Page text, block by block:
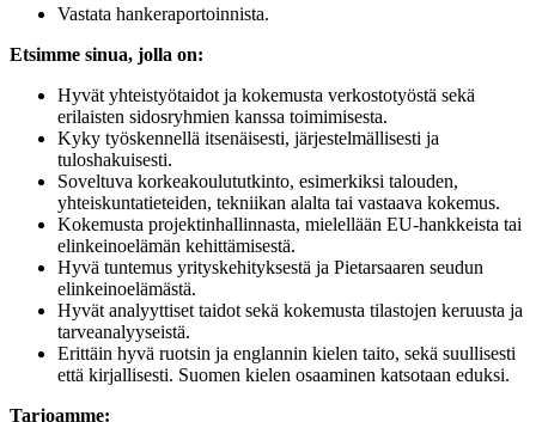
Vastata hankeraportoinnista.
Etsimme sinua, jolla on:
Hyvät yhteistyötaidot ja kokemusta verkostotyöstä sekä
erilaisten sidosryhmien kanssa toimimisesta.
Kyky työskennellä itsenäisesti, järjestelmällisesti ja
tuloshakuisesti.
Soveltuva korkeakoulututkinto, esimerkiksi talouden,
yhteiskuntatieteiden, tekniikan alalta tai vastaava kokemus.
Kokemusta projektinhallinnasta, mielellään EU-hankkeista tai
elinkeinoelämän kehittämisestä.
Hyvä tuntemus yrityskehityksestä ja Pietarsaaren seudun
elinkeinoelämästä.
Hyvät analyyttiset taidot sekä kokemusta tilastojen keruusta ja
tarveanalyyseistä.
Erittäin hyvä ruotsin ja englannin kielen taito, sekä suullisesti
että kirjallisesti. Suomen kielen osaaminen katsotaan eduksi.
Tarjoamme: